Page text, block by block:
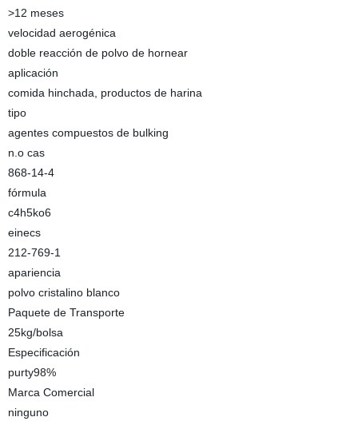
>12 meses
velocidad aerogénica
doble reacción de polvo de hornear
aplicación
comida hinchada, productos de harina
tipo
agentes compuestos de bulking
n.o cas
868-14-4
fórmula
c4h5ko6
einecs
212-769-1
apariencia
polvo cristalino blanco
Paquete de Transporte
25kg/bolsa
Especificación
purty98%
Marca Comercial
ninguno